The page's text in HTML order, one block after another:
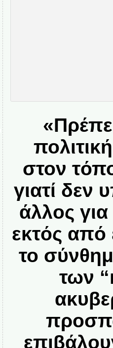
στον
γιατί δεν
άλλος
εκτός από
το
των